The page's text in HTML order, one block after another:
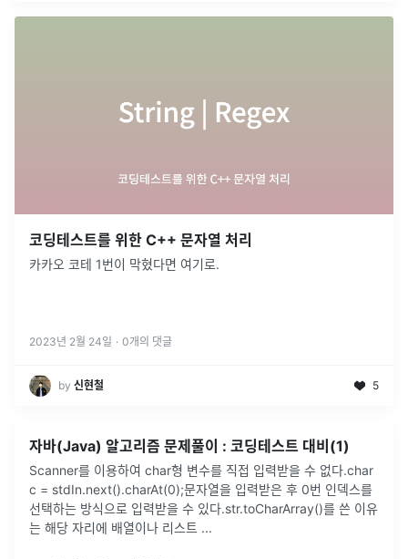
코딩테스트를 위한 C++ 문자열 처리
카카오 코테 1번이 막혔다면 여기로.
2023년 2월 24일 · 0개의 댓글
by 신현철 5
자바(Java) 알고리즘 문제풀이 : 코딩테스트 대비(1)
Scanner를 이용하여 char형 변수를 직접 입력받을 수 없다.char
c = stdIn.next().charAt(0);문자열을 입력받은 후 0번 인덱스를
선택하는 방식으로 입력받을 수 있다.str.toCharArray()를 쓴 이유
는 해당 자리에 배열이나 리스트 ...